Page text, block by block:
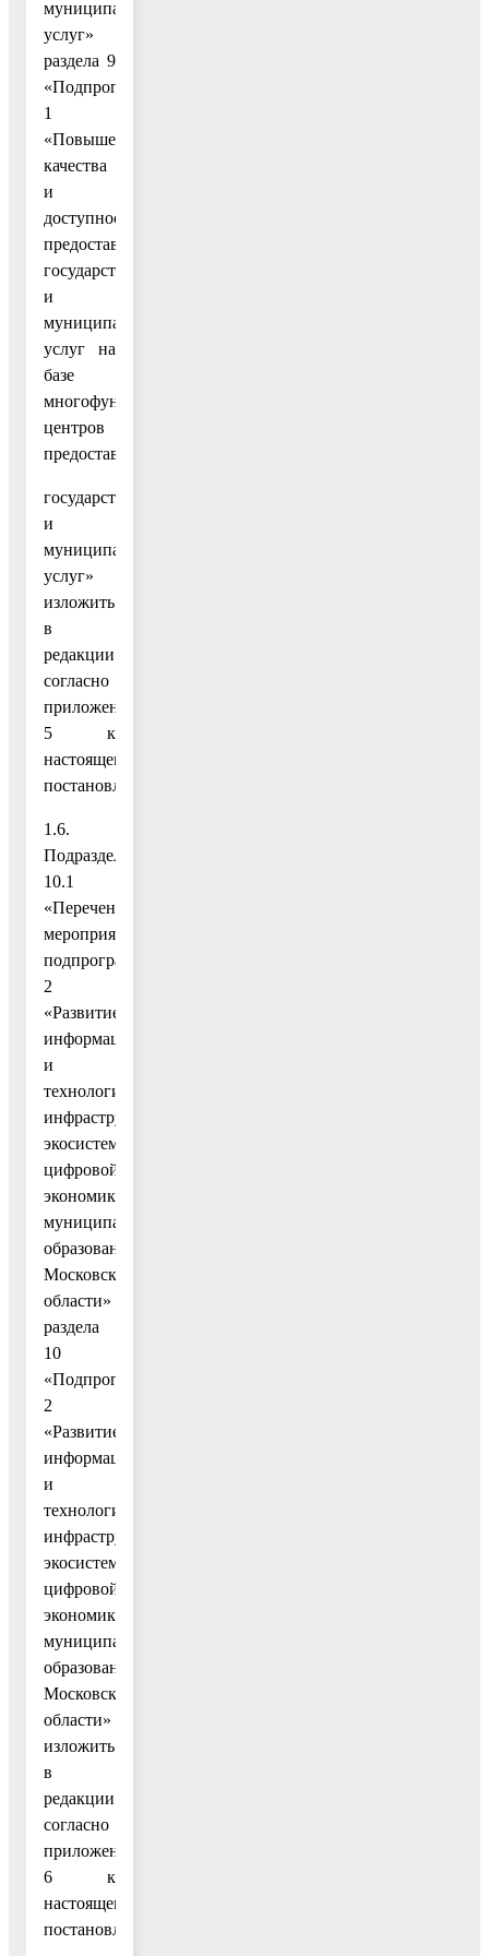
муниципальных
услуг»
раздела 9
«Подпрограмма
1
«Повышение
качества
и
доступности
предоставления
государственных
и
муниципальных
услуг на
базе
многофункциональных
центров
предоставления
государственных
и
муниципальных
услуг»
изложить
в
редакции
согласно
приложению
5 к
настоящему
постановлению;
1.6.
Подраздел
10.1
«Перечень
мероприятий
подпрограммы
2
«Развитие
информационной
и
технологической
инфраструктуры
экосистемы
цифровой
экономики
муниципального
образования
Московской
области»
раздела
10
«Подпрограмма
2
«Развитие
информационной
и
технологической
инфраструктуры
экосистемы
цифровой
экономики
муниципального
образования
Московской
области»
изложить
в
редакции
согласно
приложению
6 к
настоящему
постановлению;